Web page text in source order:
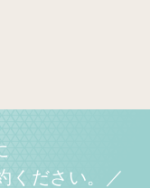
ください。／